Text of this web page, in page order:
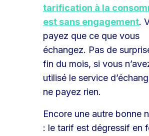
tarification à la
est sans engagement.
payez que ce que vous
échangez. Pas de
fin du mois, si vous
utilisé le service
ne payez rien.
Encore une autre bonne
: le tarif est dégressif en